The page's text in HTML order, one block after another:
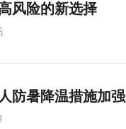
风险的新选择
防暑降温措施加强